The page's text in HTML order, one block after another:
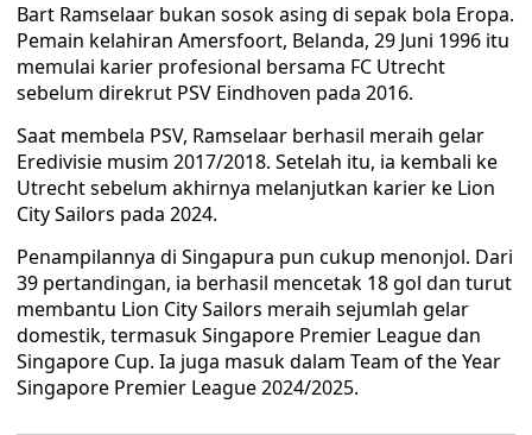
Bart Ramselaar bukan sosok asing di sepak bola Eropa.
Pemain kelahiran Amersfoort, Belanda, 29 Juni 1996 itu
memulai karier profesional bersama FC Utrecht
sebelum direkrut PSV Eindhoven pada 2016.
Saat membela PSV, Ramselaar berhasil meraih gelar
Eredivisie musim 2017/2018. Setelah itu, ia kembali ke
Utrecht sebelum akhirnya melanjutkan karier ke Lion
City Sailors pada 2024.
Penampilannya di Singapura pun cukup menonjol. Dari
39 pertandingan, ia berhasil mencetak 18 gol dan turut
membantu Lion City Sailors meraih sejumlah gelar
domestik, termasuk Singapore Premier League dan
Singapore Cup. Ia juga masuk dalam Team of the Year
Singapore Premier League 2024/2025.